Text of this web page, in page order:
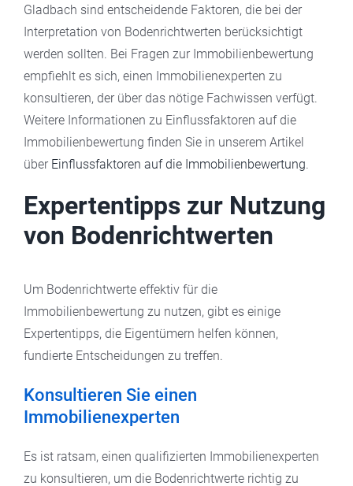
Gladbach sind entscheidende Faktoren, die bei der
Interpretation von Bodenrichtwerten berücksichtigt
werden sollten. Bei Fragen zur Immobilienbewertung
empfiehlt es sich, einen Immobilienexperten zu
konsultieren, der über das nötige Fachwissen verfügt.
Weitere Informationen zu Einflussfaktoren auf die
Immobilienbewertung finden Sie in unserem Artikel
über Einflussfaktoren auf die Immobilienbewertung.
Expertentipps zur Nutzung
von Bodenrichtwerten
Um Bodenrichtwerte effektiv für die
Immobilienbewertung zu nutzen, gibt es einige
Expertentipps, die Eigentümern helfen können,
fundierte Entscheidungen zu treffen.
Konsultieren Sie einen
Immobilienexperten
Es ist ratsam, einen qualifizierten Immobilienexperten
zu konsultieren, um die Bodenrichtwerte richtig zu